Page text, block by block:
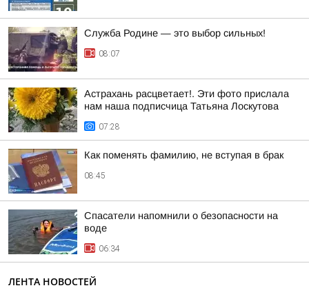
Служба Родине — это выбор сильных!
08:07
Астрахань расцветает!. Эти фото прислала
нам наша подписчица Татьяна Лоскутова
07:28
Как поменять фамилию, не вступая в брак
08:45
Спасатели напомнили о безопасности на
воде
06:34
ЛЕНТА НОВОСТЕЙ